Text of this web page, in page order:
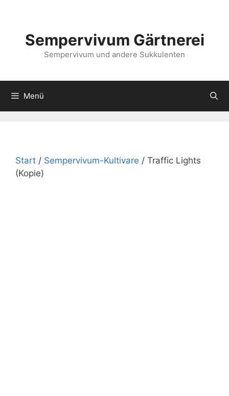
Sempervivum Gärtnerei
Sempervivum und andere Sukkulenten
Menü
Start / Sempervivum-Kultivare / Traffic Lights
(Kopie)